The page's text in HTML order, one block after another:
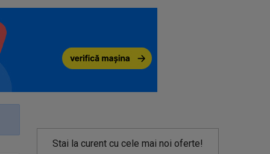
Stai la curent cu cele mai noi oferte!